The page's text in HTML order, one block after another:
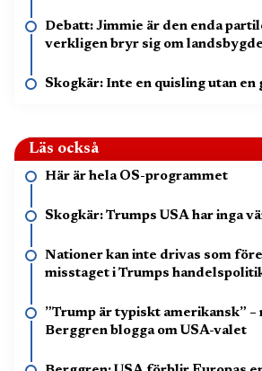
Debatt: Jimmie är den enda
verkligen bryr sig om
Skogkär: Inte en quisling utan en
Läs också
Här är hela OS-programmet
Skogkär: Trumps USA har inga
Nationer kan inte drivas som
misstaget i Trumps
”Trump är typiskt amerikansk” –
Berggren blogga om USA-valet